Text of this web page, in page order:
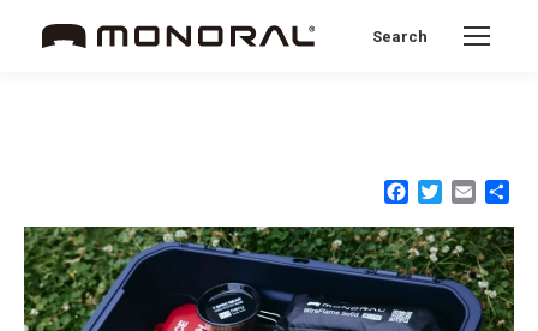
Search:
Search
Facebook
Twitter
Email